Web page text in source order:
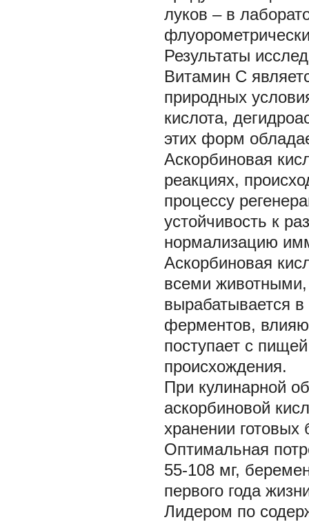
луков – в
Результаты
Витамин С
природных
кислота,
этих форм
Аскорбиновая
реакциях,
процессу
устойчивость к
нормализацию
Аскорбиновая
всеми
вырабатывается в
ферментов,
поступает с
происхождения.
При кулинарной
аскорбиновой
хранении готовых
Оптимальная
55-108 мг,
первого года
Лидером по